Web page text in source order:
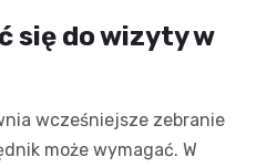
się do wizyty w
wcześniejsze zebranie
może wymagać. W